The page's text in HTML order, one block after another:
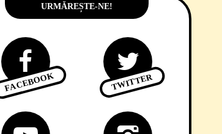
URMĂREȘTE-NE!
FACEBOOK TWITTER